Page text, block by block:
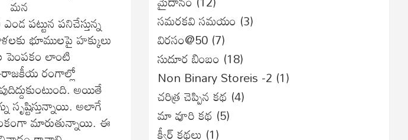
మన
పట్టున పనిచేస్తున్న
భూములపై హక్కులు
పెంపకం లాంటి
రాజకీయ రంగాల్లో
అయితే
సృష్టిస్తున్నాయి. అలాగే
మారుతున్నాయి. ఈ
సమరకవి సమయం (3)
విరసం@50 (7)
సుదూర బింబం (18)
Non Binary Storeis -2 (1)
చరిత్ర చెప్పిన కథ (4)
మా వూరి కథ (5)
క్వీర్ కథలు (1)